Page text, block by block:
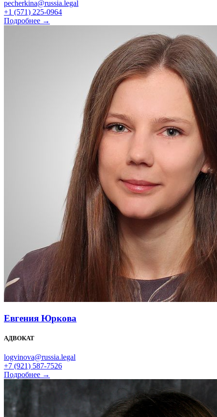
pecherkina@russia.legal
+1 (571) 225-0964
Подробнее →
Евгения Юркова
АДВОКАТ
logvinova@russia.legal
+7 (921) 587-7526
Подробнее →